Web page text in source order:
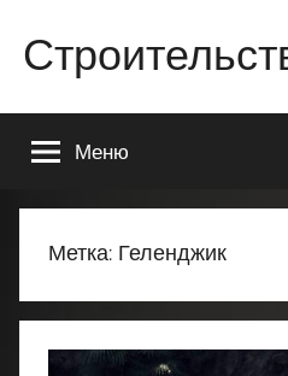
содержимому
строительстве
ремонте
Вашего
или
Меню
Метка: Геленджик